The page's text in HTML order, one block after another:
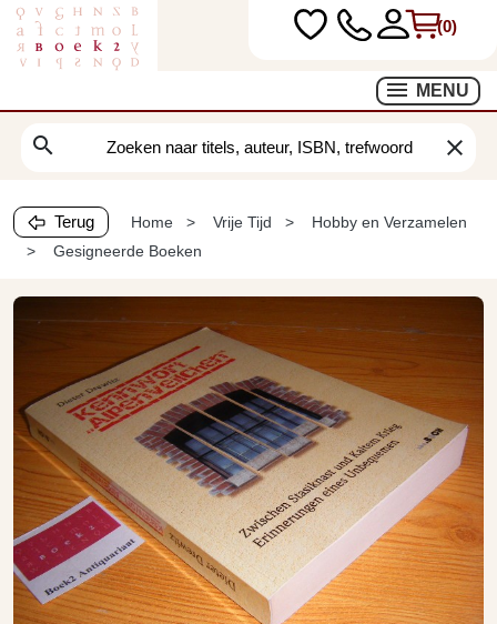
(0)
MENU
search clear
Terug Home Vrije Tijd
Hobby en Verzamelen
Gesigneerde Boeken